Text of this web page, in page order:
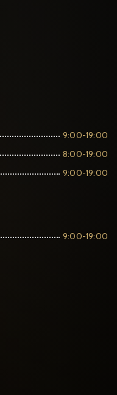
9:00-19:00
8:00-19:00
9:00-19:00
9:00-19:00